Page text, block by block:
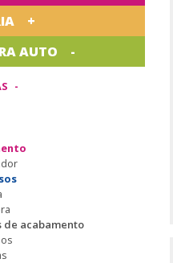
AUTO
de acabamento